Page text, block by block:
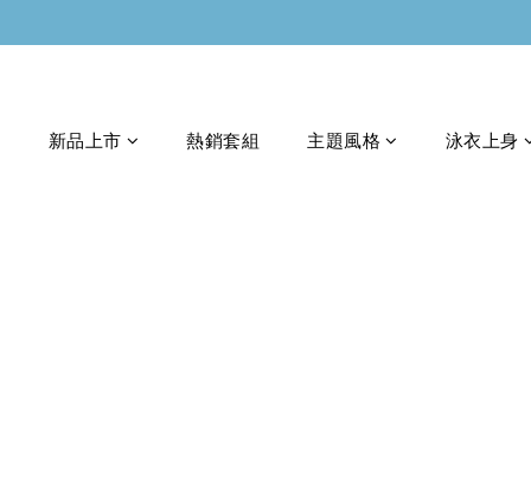
新品上市 熱銷套組 主題風格 泳衣上身